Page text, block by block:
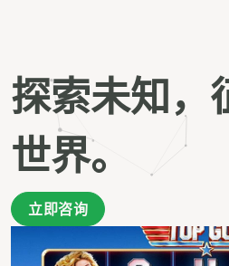
探索未知，
世界。
立即咨询